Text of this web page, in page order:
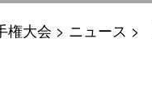
権大会 ニュース